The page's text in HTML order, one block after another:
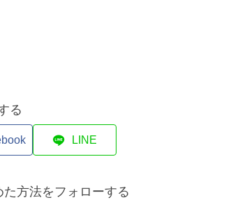
る
LINE
方法をフォローする